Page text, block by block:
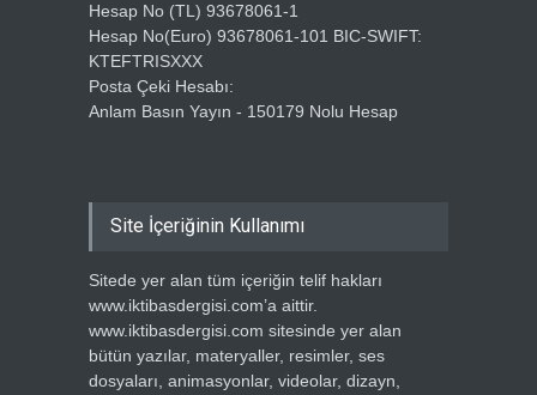
Hesap No (TL) 93678061-1
Hesap No(Euro) 93678061-101 BIC-SWIFT:
KTEFTRISXXX
Posta Çeki Hesabı:
Anlam Basın Yayın - 150179 Nolu Hesap
Site İçeriğinin Kullanımı
Sitede yer alan tüm içeriğin telif hakları
www.iktibasdergisi.com’a aittir.
www.iktibasdergisi.com sitesinde yer alan
bütün yazılar, materyaller, resimler, ses
dosyaları, animasyonlar, videolar, dizayn,